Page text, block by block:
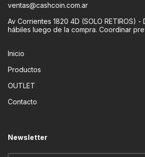
ventas@cashcoin.com.ar
Av Corrientes 1820 4D (SOLO RETIROS)
hábiles luego de la compra. Coordinar
Inicio
Productos
OUTLET
Contacto
Newsletter